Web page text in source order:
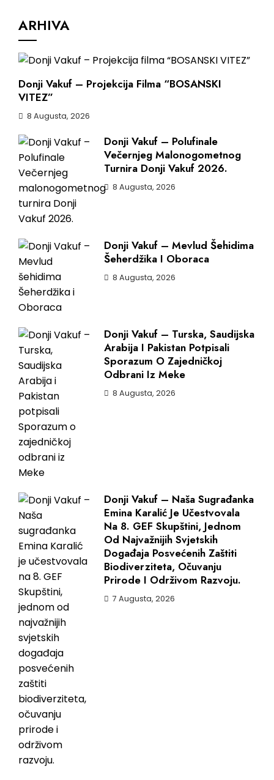
ARHIVA
Donji Vakuf – Projekcija Filma “BOSANSKI
VITEZ”
8 Augusta, 2026
Donji Vakuf – Polufinale
Večernjeg Malonogometnog
Turnira Donji Vakuf 2026.
8 Augusta, 2026
Donji Vakuf – Mevlud Šehidima
Šeherdžika I Oboraca
8 Augusta, 2026
Donji Vakuf – Turska, Saudijska
Arabija I Pakistan Potpisali
Sporazum O Zajedničkoj
Odbrani Iz Meke
8 Augusta, 2026
Donji Vakuf – Naša Sugrađanka
Emina Karalić Je Učestvovala
Na 8. GEF Skupštini, Jednom
Od Najvažnijih Svjetskih
Događaja Posvećenih Zaštiti
Biodiverziteta, Očuvanju
Prirode I Održivom Razvoju.
7 Augusta, 2026